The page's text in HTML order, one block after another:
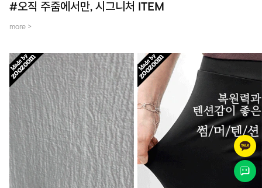
#오직 주줌에서만, 시그니처 ITEM
more >